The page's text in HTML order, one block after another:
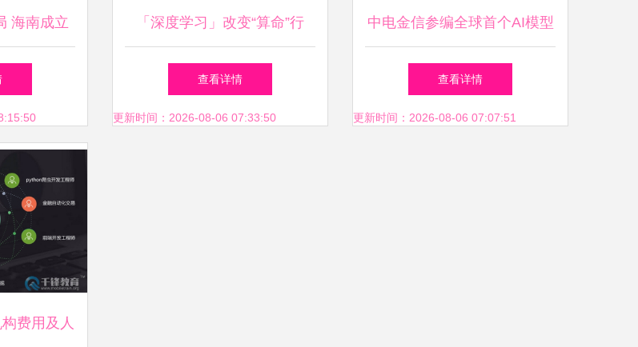
海南成立
册资本百
应用
「深度学习」改变“算命”行
业,10秒告诉你前因后果!
查看详情
更新时间：2026-08-06 07:33:50
中电金信参编全球首个AI模型
开发管理标准，助推人工智能
应用软件规范化开发
查看详情
更新时间：2026-08-06 07:07:51
费用及人